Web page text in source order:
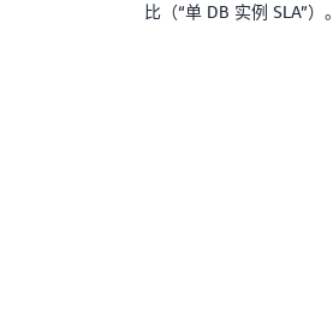
比（“单 DB 实例 SLA”）。